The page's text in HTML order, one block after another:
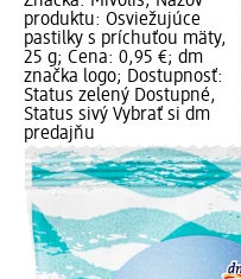
produktu: Osviežujúce
pastilky s príchuťou mäty,
25 g; Cena: 0,95 €; dm
značka logo; Dostupnosť:
Status zelený Dostupné,
Status sivý Vybrať si dm
predajňu